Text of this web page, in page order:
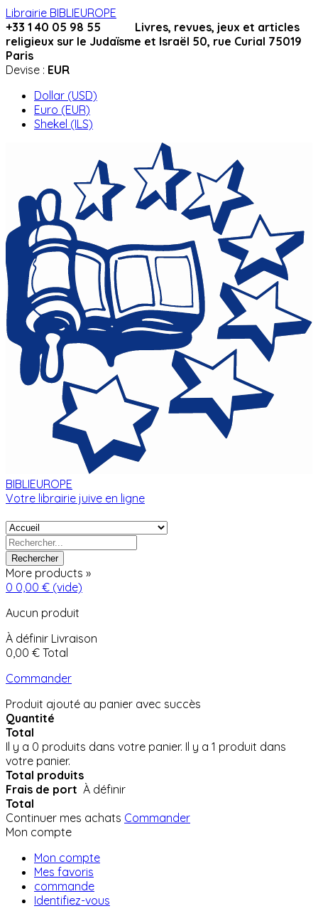
Librairie BIBLIEUROPE
+33 1 40 05 98 55 Livres, revues, jeux et articles
religieux sur le Judaïsme et Israël 50, rue Curial 75019
Paris
Devise : EUR
Dollar (USD)
Euro (EUR)
Shekel (ILS)
BIBLIEUROPE
Votre librairie juive en ligne
Rechercher
More products »
0 0,00 € (vide)
Aucun produit
À définir Livraison
0,00 € Total
Commander
Produit ajouté au panier avec succès
Quantité
Total
Il y a 0 produits dans votre panier. Il y a 1 produit dans
votre panier.
Total produits
Frais de port À définir
Total
Continuer mes achats Commander
Mon compte
Mon compte
Mes favoris
commande
Identifiez-vous